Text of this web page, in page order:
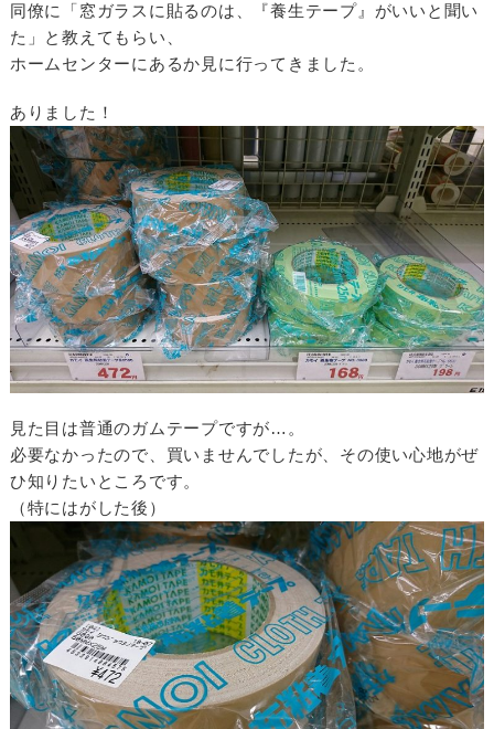
同僚に「窓ガラスに貼るのは、『養生テープ』がいいと聞い
た」と教えてもらい、
ホームセンターにあるか見に行ってきました。
ありました！
見た目は普通のガムテープですが…。
必要なかったので、買いませんでしたが、その使い心地がぜ
ひ知りたいところです。
（特にはがした後）